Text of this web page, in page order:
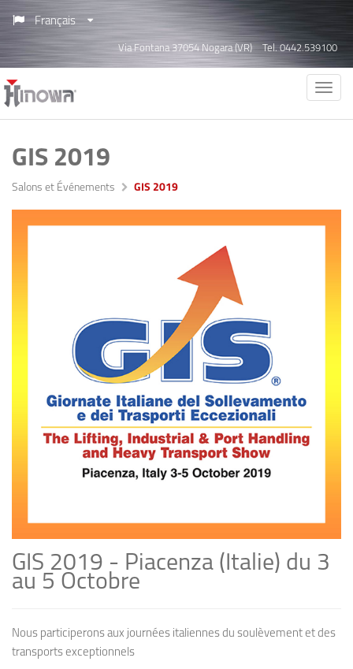
Français
Via Fontana 37054 Nogara (VR) Tel. 0442.539100
GIS 2019
Salons et Événements GIS 2019
GIS 2019 - Piacenza (Italie) du 3
au 5 Octobre
Nous participerons aux journées italiennes du soulèvement et des
transports exceptionnels